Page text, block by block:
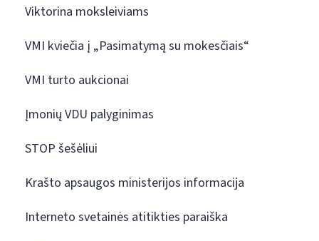
Viktorina moksleiviams
VMI kviečia į „Pasimatymą su mokesčiais“
VMI turto aukcionai
Įmonių VDU palyginimas
STOP šešėliui
Krašto apsaugos ministerijos informacija
Interneto svetainės atitikties paraiška